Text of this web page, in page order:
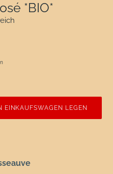
*BIO*
EINKAUFSWAGEN LEGEN